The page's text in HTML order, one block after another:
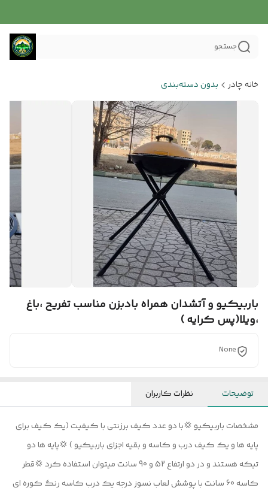
جستجو
خانه چادر بدون دسته‌بندی
باربیکیو و آتشدان همراه بادبزن مناسب تفریح ،باغ
،ویلا(پس کرایه )
None
توضیحات نظرات کاربران
مشخصات باربیکیو 💢با دو عدد کیف برزنتی با کیفیت (یک کیف برای
پایه ها و یک کیف درب و کاسه و بقیه اجزای باربیکیو ) 💢پایه ها دو
تیکه هستند و در دو ارتفاع 52 و 90 سانت میتوان استفاده کرد 💢قطر
کاسه 60 سانت با پوشش لعاب نسوز درجه یک درب کاسه رنگ کوره ای